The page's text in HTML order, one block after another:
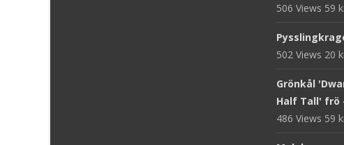
506 Views 59
502 Views 20
Grönkål
Half Tall' frö
486 Views 59